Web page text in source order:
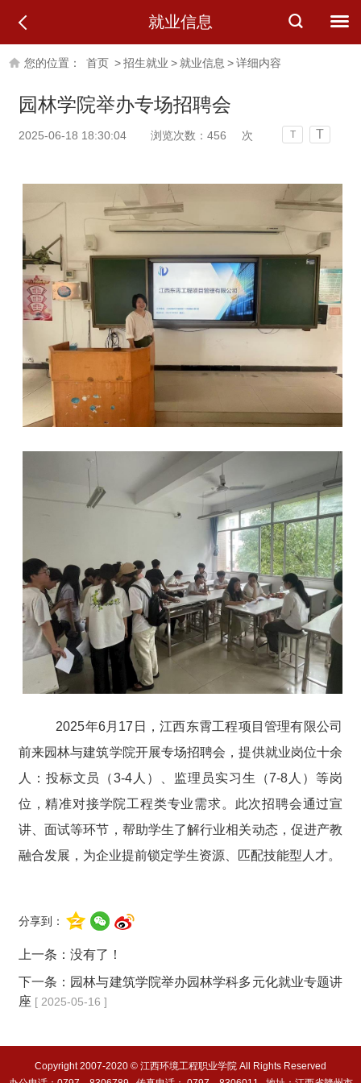
就业信息
您的位置： 首页 >招生就业 >就业信息 >详细内容
园林学院举办专场招聘会
2025-06-18 18:30:04 浏览次数： 456 次 T T
2025年6月17日，江西东霄工程项目管理有限公司
前来园林与建筑学院开展专场招聘会，提供就业岗位十余
人：投标文员（3-4人）、监理员实习生（7-8人）等岗
位，精准对接学院工程类专业需求。此次招聘会通过宣
讲、面试等环节，帮助学生了解行业相关动态，促进产教
融合发展，为企业提前锁定学生资源、匹配技能型人才。
分享到：
上一条：没有了！
下一条： 园林与建筑学院举办园林学科多元化就业专题讲
座 [ 2025-05-16 ]
Copyright 2007-2020 © 江西环境工程职业学院 All Rights Reserved